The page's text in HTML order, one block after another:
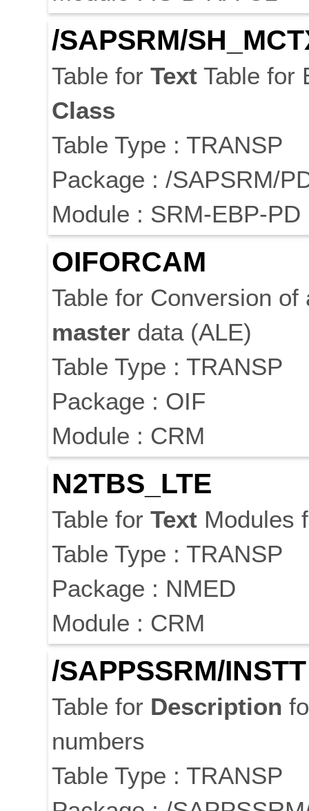
/SAPSRM/
Table for Text Table for
Class
Table Type : TRANSP
Package : /SAPSRM/
Module : SRM-EBP-PD
OIFORCAM
Table for Conversion
master data (ALE)
Table Type : TRANSP
Package : OIF
Module : CRM
N2TBS_LTE
Table for Text Modules
Table Type : TRANSP
Package : NMED
Module : CRM
/SAPPSSRM/INSTT
Table for Description
numbers
Table Type : TRANSP